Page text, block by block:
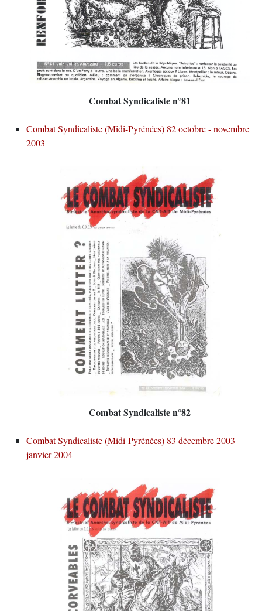
Combat Syndicaliste n°81
Combat Syndicaliste (Midi-Pyrénées) 82 octobre - novembre
2003
Combat Syndicaliste n°82
Combat Syndicaliste (Midi-Pyrénées) 83 décembre 2003 -
janvier 2004